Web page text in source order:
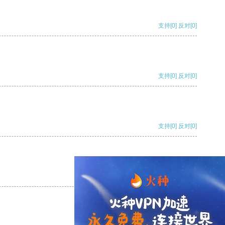
支持[0] 反对[0]
支持[0] 反对[0]
支持[0] 反对[0]
支持